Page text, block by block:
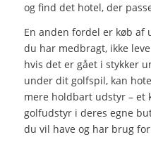
og find det hotel, der
En anden fordel er køb af
du har medbragt, ikke
hvis det er gået i stykker
under dit golfspil, kan
mere holdbart udstyr – et
golfudstyr i deres egne
du vil have og har brug